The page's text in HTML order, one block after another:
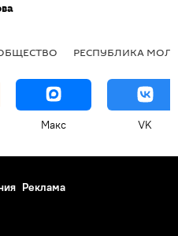
РЕСПУБЛИКА
Макс VK
Реклама